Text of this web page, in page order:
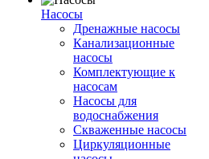
Насосы
Дренажные насосы
Канализационные
насосы
Комплектующие к
насосам
Насосы для
водоснабжения
Скваженные насосы
Циркуляционные